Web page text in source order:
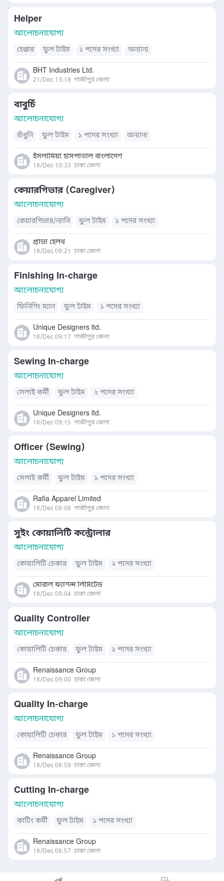
Helper
আলোচনাযোগ্য
হেল্পার ফুল টাইম ১ পদের সংখ্যা অন্যান্য
BHT Industries Ltd.
21/Dec 13:18 গাজীপুর জেলা
বাবুর্চি
আলোচনাযোগ্য
রাঁধুনি ফুল টাইম ১ পদের সংখ্যা অন্যান্য
ইসলামিয়া হাসপাতাল বাংলাদেশ
18/Dec 10:33 ঢাকা জেলা
কেয়ারগিভার (Caregiver)
আলোচনাযোগ্য
কেয়ারগিভার/ন্যানি ফুল টাইম ১ পদের সংখ্যা
প্রাভা হেলথ
18/Dec 09:21 ঢাকা জেলা
Finishing In-charge
আলোচনাযোগ্য
ফিনিশিং ম্যান ফুল টাইম ১ পদের সংখ্যা
Unique Designers ltd.
18/Dec 09:17 গাজীপুর জেলা
Sewing In-charge
আলোচনাযোগ্য
সেলাই কর্মী ফুল টাইম ২ পদের সংখ্যা
Unique Designers ltd.
18/Dec 09:15 গাজীপুর জেলা
Officer (Sewing)
আলোচনাযোগ্য
সেলাই কর্মী ফুল টাইম ১ পদের সংখ্যা
Rafia Apparel Limited
18/Dec 09:08 গাজীপুর জেলা
সুইং কোয়ালিটি কন্ট্রোলার
আলোচনাযোগ্য
কোয়ালিটি চেকার ফুল টাইম ২ পদের সংখ্যা
মোরাল ফ্যাশন্স লিমিটেড
18/Dec 09:04 ঢাকা জেলা
Quality Controller
আলোচনাযোগ্য
কোয়ালিটি চেকার ফুল টাইম ১ পদের সংখ্যা
Renaissance Group
18/Dec 09:00 ঢাকা জেলা
Quality In-charge
আলোচনাযোগ্য
কোয়ালিটি চেকার ফুল টাইম ১ পদের সংখ্যা
Renaissance Group
18/Dec 08:59 ঢাকা জেলা
Cutting In-charge
আলোচনাযোগ্য
কাটিং কর্মী ফুল টাইম ১ পদের সংখ্যা
Renaissance Group
18/Dec 08:57 ঢাকা জেলা